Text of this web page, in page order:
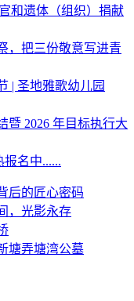
和遗体（组织）捐献
，把三份敬意写进青
| 圣地雅歌幼儿园
暨 2026 年目标执行大
报名中......
后的匠心密码
，光影永存
塘弄塘湾公墓